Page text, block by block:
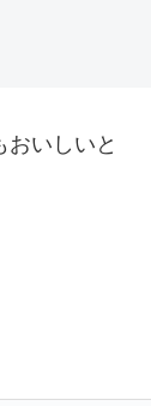
いしいと